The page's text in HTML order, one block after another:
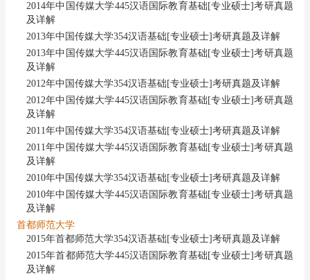
2014年中国传媒大学445汉语国际教育基础[专业硕士]考研真题
及详解
2013年中国传媒大学354汉语基础[专业硕士]考研真题及详解
2013年中国传媒大学445汉语国际教育基础[专业硕士]考研真题
及详解
2012年中国传媒大学354汉语基础[专业硕士]考研真题及详解
2012年中国传媒大学445汉语国际教育基础[专业硕士]考研真题
及详解
2011年中国传媒大学354汉语基础[专业硕士]考研真题及详解
2011年中国传媒大学445汉语国际教育基础[专业硕士]考研真题
及详解
2010年中国传媒大学354汉语基础[专业硕士]考研真题及详解
2010年中国传媒大学445汉语国际教育基础[专业硕士]考研真题
及详解
首都师范大学
2015年首都师范大学354汉语基础[专业硕士]考研真题及详解
2015年首都师范大学445汉语国际教育基础[专业硕士]考研真题
及详解